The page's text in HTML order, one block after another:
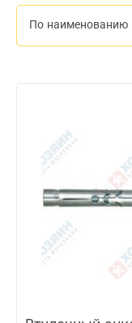
По наименованию